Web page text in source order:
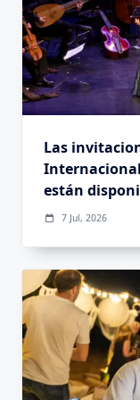
Las
están
7 Jul, 2026